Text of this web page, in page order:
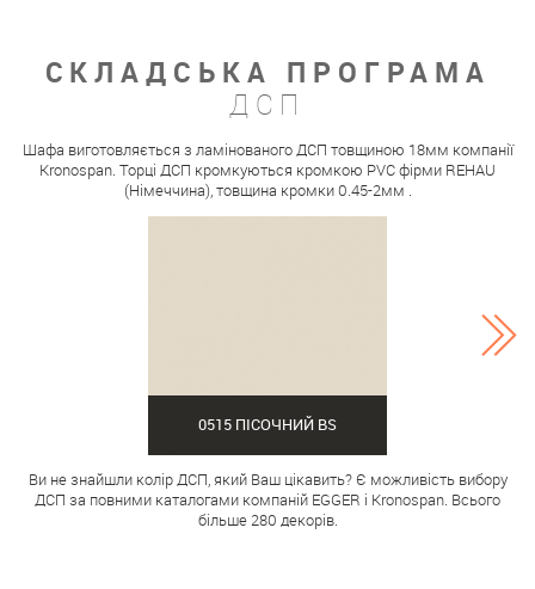
СКЛАДСЬКА ПРОГРАМА
ДСП
Шафа виготовляється з ламінованого ДСП товщиною 18мм компанії
Kronospan. Торці ДСП кромкуються кромкою PVC фірми REHAU
(Німеччина), товщина кромки 0.45-2мм .
0515 ПІСОЧНИЙ BS
Ви не знайшли колір ДСП, який Ваш цікавить? Є можливість вибору
ДСП за повними каталогами компаній EGGER і Kronospan. Всього
більше 280 декорів.